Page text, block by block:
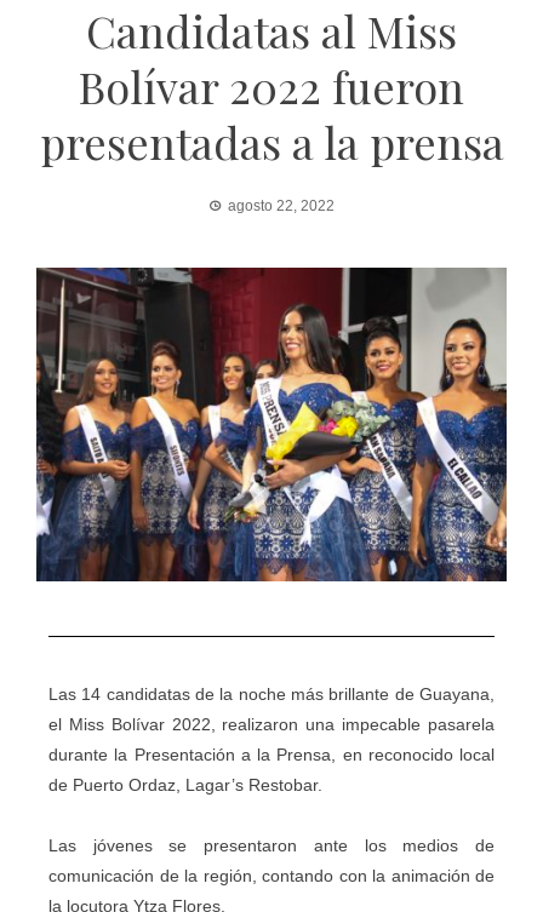
Candidatas al Miss
Bolívar 2022 fueron
presentadas a la prensa
agosto 22, 2022
Las 14 candidatas de la noche más brillante de Guayana,
el Miss Bolívar 2022, realizaron una impecable pasarela
durante la Presentación a la Prensa, en reconocido local
de Puerto Ordaz, Lagar’s Restobar.
Las jóvenes se presentaron ante los medios de
comunicación de la región, contando con la animación de
la locutora Ytza Flores.